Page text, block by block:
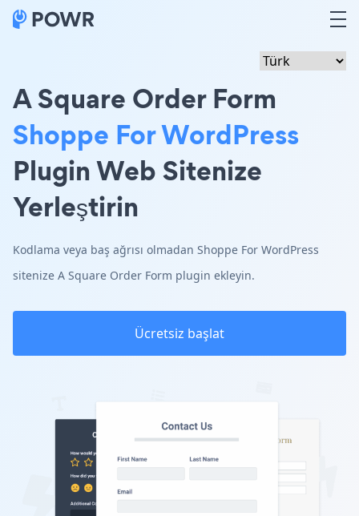
A Square Order Form
Shoppe For WordPress
Plugin Web Sitenize
Yerleştirin
Kodlama veya baş ağrısı olmadan Shoppe For WordPress
sitenize A Square Order Form plugin ekleyin.
Ücretsiz başlat